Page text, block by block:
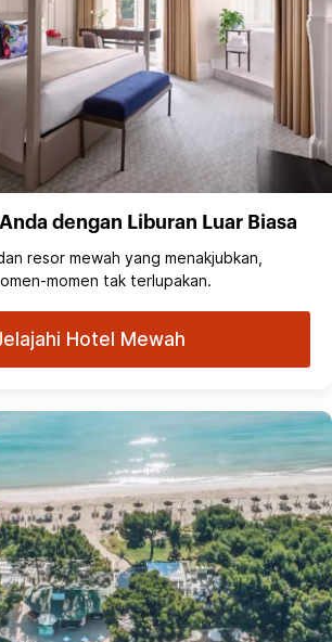
dengan Liburan Luar Biasa
resor mewah yang menakjubkan,
momen tak terlupakan.
Hotel Mewah